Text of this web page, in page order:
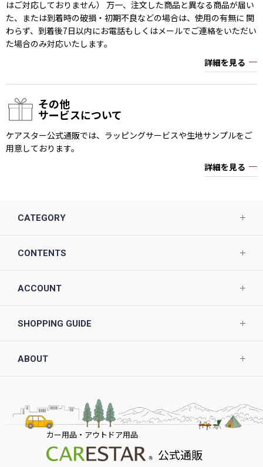
はご対応しておりません） 万一、注文した商品と異なる商品が届い
た、または到着時の破損・初期不良などの場合は、使用の有無に 関
わらず、到着後7日以内にお電話もしくはメールでご連絡をいただい
た場合のみ対応いたします。
詳細を見る
その他
サービスについて
ケアスター公式通販では、ラッピングサービスや生地サンプルをご
用意しております。
詳細を見る
CATEGORY
CONTENTS
ACCOUNT
SHOPPING GUIDE
ABOUT
カー用品・アウトドア用品
公式通販